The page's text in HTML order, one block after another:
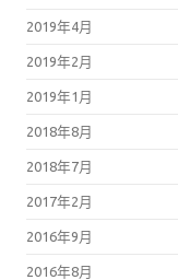
2019年4月
2019年2月
2019年1月
2018年8月
2018年7月
2017年2月
2016年9月
2016年8月